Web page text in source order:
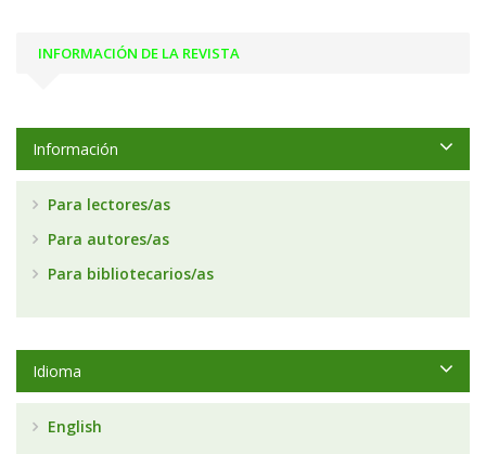
INFORMACIÓN DE LA REVISTA
Información
Para lectores/as
Para autores/as
Para bibliotecarios/as
Idioma
English